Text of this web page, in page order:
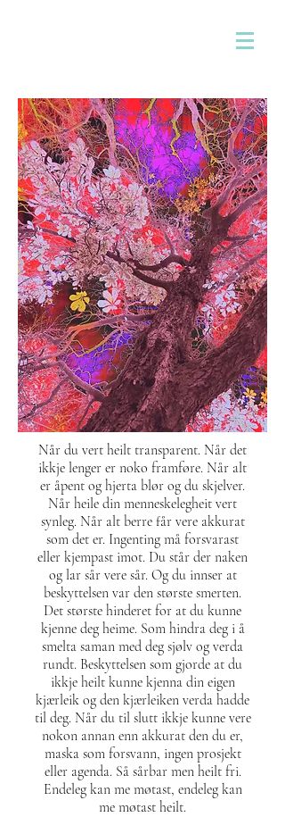
Når du vert heilt transparent. Når det
ikkje lenger er noko framføre. Når alt
er åpent og hjerta blør og du skjelver.
Når heile din menneskelegheit vert
synleg. Når alt berre får vere akkurat
som det er. Ingenting må forsvarast
eller kjempast imot. Du står der naken
og lar sår vere sår. Og du innser at
beskyttelsen var den største smerten.
Det største hinderet for at du kunne
kjenne deg heime. Som hindra deg i å
smelta saman med deg sjølv og verda
rundt. Beskyttelsen som gjorde at du
ikkje heilt kunne kjenna din eigen
kjærleik og den kjærleiken verda hadde
til deg. Når du til slutt ikkje kunne vere
nokon annan enn akkurat den du er,
maska som forsvann, ingen prosjekt
eller agenda. Så sårbar men heilt fri.
Endeleg kan me møtast, endeleg kan
me møtast heilt.